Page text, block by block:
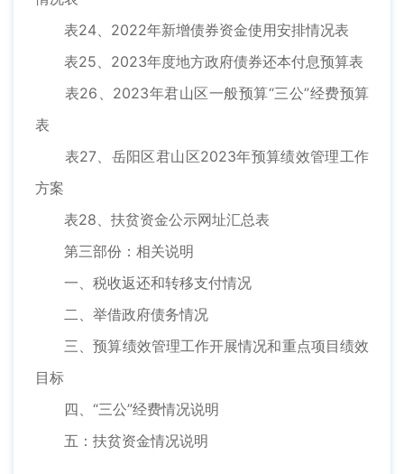
表24、2022年新增债券资金使用安排情况表
表25、2023年度地方政府债券还本付息预算表
表26、2023年君山区一般预算“三公”经费预算
表
表27、岳阳区君山区2023年预算绩效管理工作
方案
表28、扶贫资金公示网址汇总表
第三部份：相关说明
一、税收返还和转移支付情况
二、举借政府债务情况
三、预算绩效管理工作开展情况和重点项目绩效
目标
四、“三公”经费情况说明
五：扶贫资金情况说明